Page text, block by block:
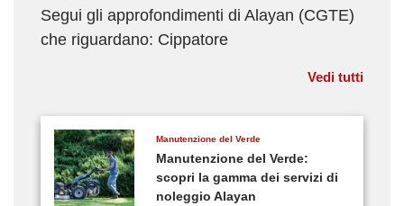
Vedi tutti
Segui gli approfondimenti di Alayan (CGTE)
che riguardano: Cippatore
Manutenzione del Verde
Manutenzione del Verde:
scopri la gamma dei servizi di
noleggio Alayan